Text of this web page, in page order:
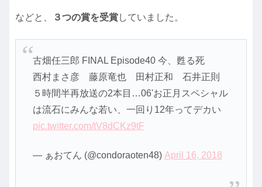
などと、 ３つの賞を受賞していました。
古畑任三郎 FINAL Episode40 今、甦る死
西村まさ彦 藤原竜也 田村正和 石井正則
５時間半再放送の2本目…06'お正月スペシャル
は流石にみんな若い、一回り12年ってデカい
pic.twitter.com/tV8dCKz9tF
— ぁおてん (@condoraoten48) April 16, 2018